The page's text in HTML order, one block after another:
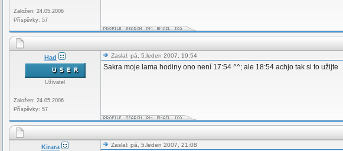
Založen: 24.05.2006
Příspěvky: 57
Had
Uživatel
Založen: 24.05.2006
Příspěvky: 57
Zaslal: pá, 5.leden 2007, 19:54
Sakra moje lama hodiny ono není 17:54 ^^; ale 18:54 achjo tak si to užijte
Kirara Zaslal: pá, 5.leden 2007, 21:08